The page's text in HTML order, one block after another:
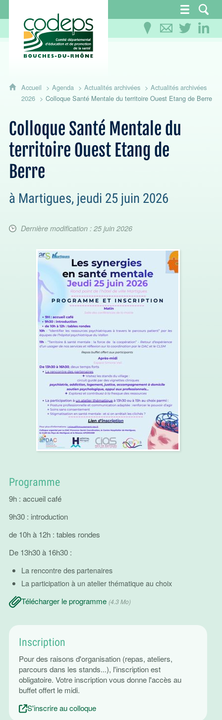
CoDEPS 13 - Comité départemental
Accueil Agenda Actualités archivées
Actualités archivées
2026
Colloque Santé Mentale du territoire Ouest Etang de Berre
Colloque Santé Mentale du
territoire Ouest Etang de
Berre
à Martigues, jeudi 25 juin 2026
Dernière modification : 25 juin 2026
Programme
9h : accueil café
9h30 : introduction
de 10h à 12h : tables rondes
De 13h30 à 16h30 :
La rencontre des partenaires
La participation à un atelier thématique au choix
Télécharger le programme (4.3 Mo)
Inscription
Pour des raisons d'organisation (repas, ateliers,
parcours dans les stands...), l'inscription est
obligatoire. Votre inscription vous donne l'accès au
buffet offert le midi.
S'inscrire au colloque